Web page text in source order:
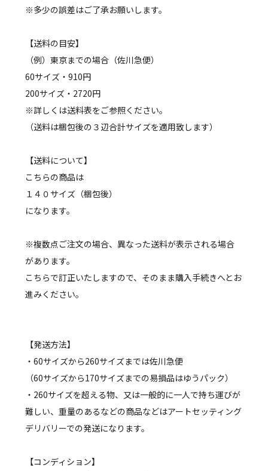
※多少の誤差はご了承お願いします。
【送料の目安】
（例）東京までの場合（佐川急便）
60サイズ・910円
200サイズ・2720円
※詳しくは送料表をご参照ください。
（送料は梱包後の３辺合計サイズを適用致します）
【送料について】
こちらの商品は
１４０サイズ（梱包後）
になります。
※複数点ご注文の場合、異なった送料が表示される場合
があります。
こちらで訂正いたしますので、そのまま購入手続きへとお
進みください。
【発送方法】
・60サイズから260サイズまでは佐川急便
（60サイズから170サイズまでの易損品はゆうパック）
・260サイズを超える物、又は一般的に一人で持ち運びが
難しい、重量のあるなどの商品などはアートセッティング
デリバリーでの発送になります。
【コンディション】